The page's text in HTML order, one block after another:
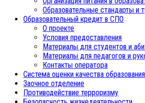
Образовательные стандарты и
Образовательный кредит в СПО
О проекте
Условия предоставления
Материалы для студентов и
Материалы для педагогов и
Контакты оператора
Система оценки качества образования
Заочное отделение
Противодействие терроризму